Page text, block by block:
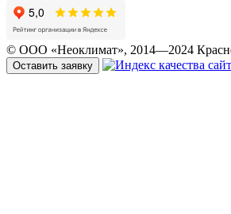
© ООО «Неоклимат», 2014—2024
Оставить заявку